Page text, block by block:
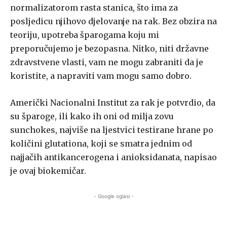
normalizatorom rasta stanica, što ima za
posljedicu njihovo djelovanje na rak. Bez obzira na
teoriju, upotreba šparogama koju mi
preporučujemo je bezopasna. Nitko, niti državne
zdravstvene vlasti, vam ne mogu zabraniti da je
koristite, a napraviti vam mogu samo dobro.
Američki Nacionalni Institut za rak je potvrdio, da
su šparoge, ili kako ih oni od milja zovu
sunchokes, najviše na ljestvici testirane hrane po
količini glutationa, koji se smatra jednim od
najjačih antikancerogena i anioksidanata, napisao
je ovaj biokemičar.
- Google oglasi -